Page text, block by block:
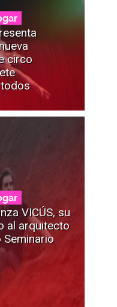
circo
VICÚS, su
al arquitecto
Seminario